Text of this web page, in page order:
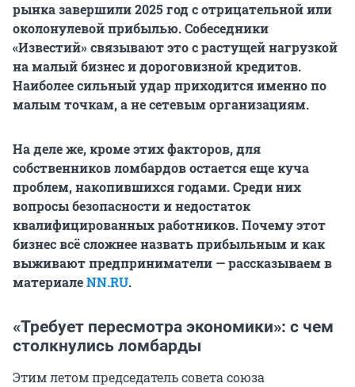
рынка завершили 2025 год с отрицательной или
околонулевой прибылью. Собеседники
«Известий» связывают это с растущей нагрузкой
на малый бизнес и дороговизной кредитов.
Наиболее сильный удар приходится именно по
малым точкам, а не сетевым организациям.
На деле же, кроме этих факторов, для
собственников ломбардов остается еще куча
проблем, накопившихся годами. Среди них
вопросы безопасности и недостаток
квалифицированных работников. Почему этот
бизнес всё сложнее назвать прибыльным и как
выживают предприниматели — рассказываем в
материалеNN.RU.
«Требует пересмотра экономики»: с чем
столкнулись ломбарды
Этим летом председатель совета союза